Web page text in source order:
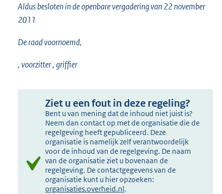
Aldus besloten in de openbare vergadering van 22 november
2011
De raad voornoemd,
, voorzitter , griffier
Ziet u een fout in deze regeling?
Bent u van mening dat de inhoud niet juist is?
Neem dan contact op met de organisatie die de
regelgeving heeft gepubliceerd. Deze
organisatie is namelijk zelf verantwoordelijk
voor de inhoud van de regelgeving. De naam
van de organisatie ziet u bovenaan de
regelgeving. De contactgegevens van de
organisatie kunt u hier opzoeken:
organisaties.overheid.nl.